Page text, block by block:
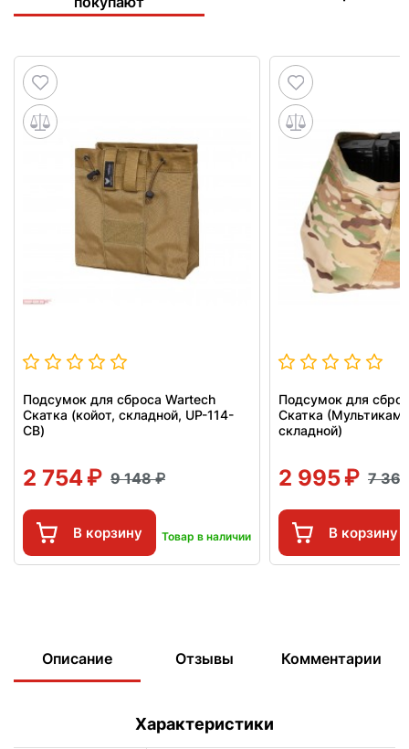
Подсумок для сброса Wartech
Скатка (койот, складной, UP-114-
CB)
2 754 9 148
В корзину Товар в наличии
Подсумок для
Скатка (Мультикам,
складной)
2 995 7
В корзину
Описание Отзывы Комментарии
Характеристики